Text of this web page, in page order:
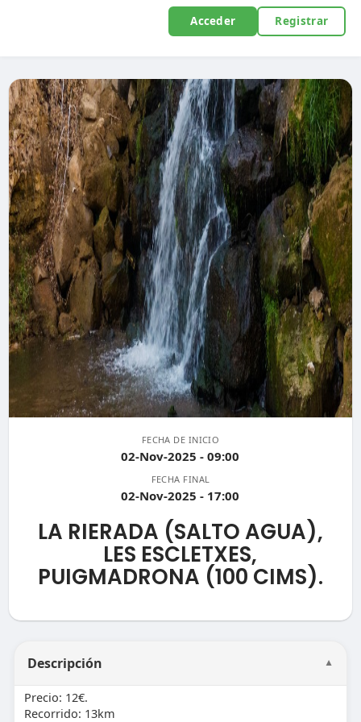
Acceder Registrar
FECHA DE INICIO
02-Nov-2025 - 09:00
FECHA FINAL
02-Nov-2025 - 17:00
LA RIERADA (SALTO AGUA),
LES ESCLETXES,
PUIGMADRONA (100 CIMS).
Descripción ▼
Precio: 12€.
Recorrido: 13km